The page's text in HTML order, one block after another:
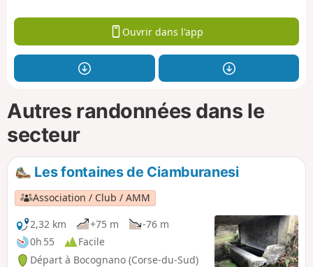
Ouvrir dans l'app
Autres randonnées dans le
secteur
Les fontaines de Ciamburanesi
Association / Club / AMM
2,32 km
+75 m
-76 m
0h 55
Facile
Départ à Bocognano (Corse-du-Sud)